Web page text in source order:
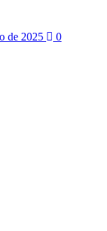
de 2025 0